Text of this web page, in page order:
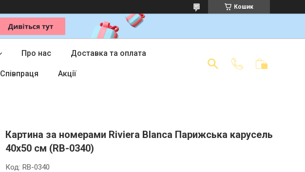
Кошик
Про нас Доставка та оплата
Співпраця Акції
Картина за номерами Riviera Blanca Парижська карусель
40x50 см (RB-0340)
Код:RB-0340